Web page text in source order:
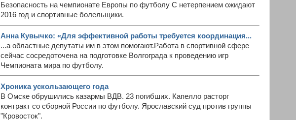
Безопасность на чемпионате Европы по футболу С нетерпением ожидают
2016 год и спортивные болельщики.
Анна Кувычко: «Для эффективной работы требуется координация...
...а областные депутаты им в этом помогают.Работа в спортивной сфере
сейчас сосредоточена на подготовке Волгограда к проведению игр
Чемпионата мира по футболу.
Хроника ускользающего года
В Омске обрушились казармы ВДВ. 23 погибших. Капелло расторг
контракт со сборной России по футболу. Ярославский суд против группы
"Кровосток".